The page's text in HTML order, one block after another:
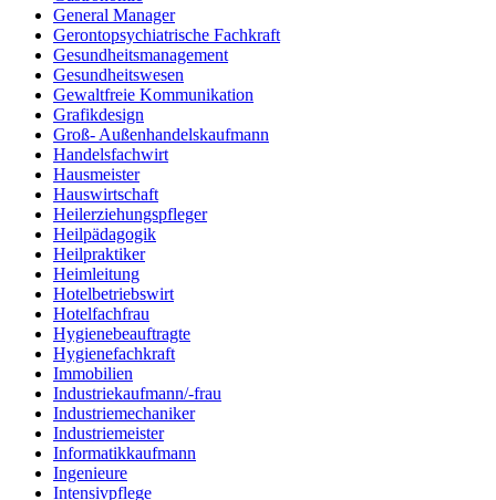
General Manager
Gerontopsychiatrische Fachkraft
Gesundheitsmanagement
Gesundheitswesen
Gewaltfreie Kommunikation
Grafikdesign
Groß- Außenhandelskaufmann
Handelsfachwirt
Hausmeister
Hauswirtschaft
Heilerziehungspfleger
Heilpädagogik
Heilpraktiker
Heimleitung
Hotelbetriebswirt
Hotelfachfrau
Hygienebeauftragte
Hygienefachkraft
Immobilien
Industriekaufmann/-frau
Industriemechaniker
Industriemeister
Informatikkaufmann
Ingenieure
Intensivpflege